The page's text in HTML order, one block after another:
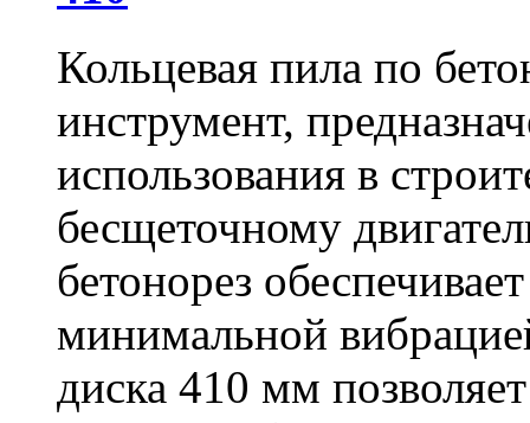
Кольцевая пила по
инструмент,
использования в
бесщеточному
бетонорез
минимальной
диска 410 мм